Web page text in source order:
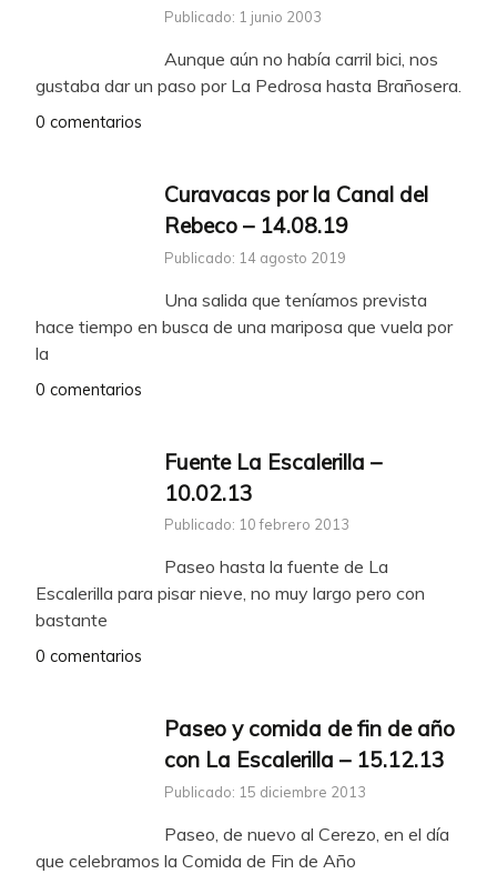
Publicado: 1 junio 2003
Aunque aún no había carril bici, nos
gustaba dar un paso por La Pedrosa hasta Brañosera.
0 comentarios
Curavacas por la Canal del
Rebeco – 14.08.19
Publicado: 14 agosto 2019
Una salida que teníamos prevista
hace tiempo en busca de una mariposa que vuela por
la
0 comentarios
Fuente La Escalerilla –
10.02.13
Publicado: 10 febrero 2013
Paseo hasta la fuente de La
Escalerilla para pisar nieve, no muy largo pero con
bastante
0 comentarios
Paseo y comida de fin de año
con La Escalerilla – 15.12.13
Publicado: 15 diciembre 2013
Paseo, de nuevo al Cerezo, en el día
que celebramos la Comida de Fin de Año